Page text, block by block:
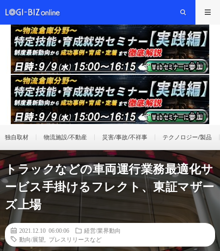
独自取材 物流施設/不動産 災害/事故/不祥事 テクノロジー/製品
トラックなどの車両運行業務最適化サ
ービス手掛けるフレクト、東証マザー
ズ上場
2021.12.10 06:00:06
経営/業界動向
動向/展望
プレスリリースなど